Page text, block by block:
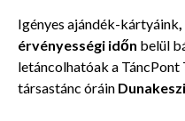
Igényes ajándék-kártyáink
érvényességi időn belül
letáncolhatóak a TáncPont
társastánc óráin